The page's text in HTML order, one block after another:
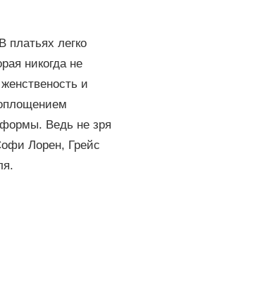
платьях легко
никогда не
и
формы. Ведь не зря
Лорен, Грейс